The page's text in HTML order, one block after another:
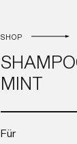
SHOP
MINT
Für